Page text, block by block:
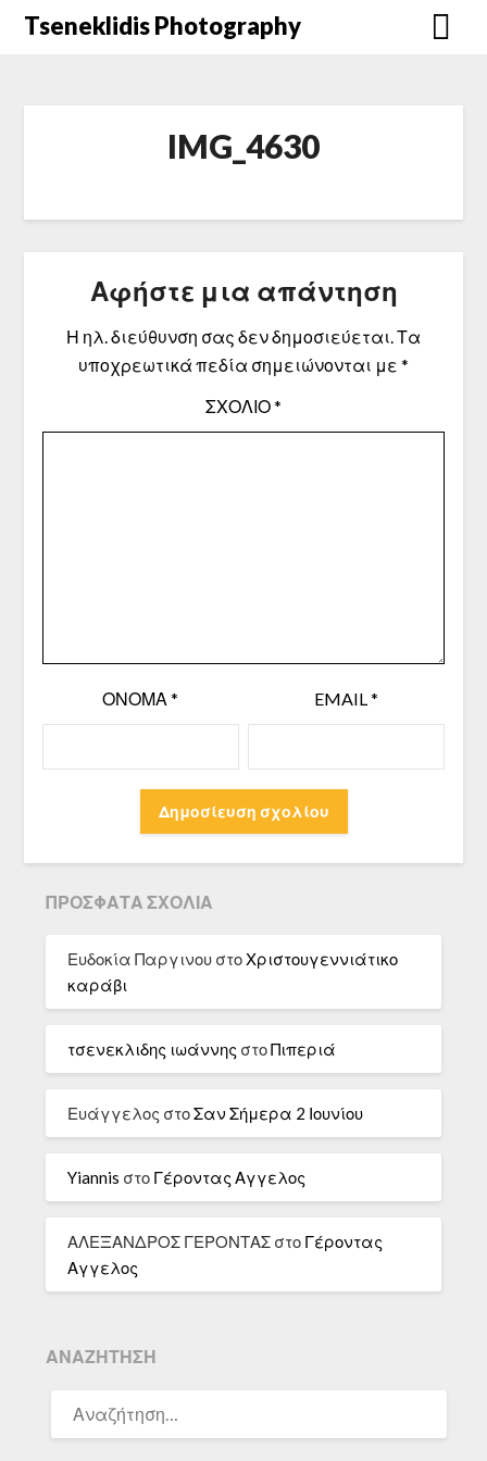
Μετάβαση
Tseneklidis Photography
IMG_4630
Αφήστε μια απάντηση
Η ηλ. διεύθυνση σας δεν δημοσιεύεται.Τα
υποχρεωτικά πεδία σημειώνονται με *
ΣΧΌΛΙΟ*
ΌΝΟΜΑ* EMAIL*
ΠΡΌΣΦΑΤΑ ΣΧΌΛΙΑ
Ευδοκία Παργινου στοΧριστουγεννιάτικο
καράβι
τσενεκλιδης ιωάννης στοΠιπεριά
Ευάγγελος στοΣαν Σήμερα 2 Ιουνίου
Yiannis στο Γέροντας Αγγελος
ΑΛΕΞΑΝΔΡΟΣ ΓΕΡΟΝΤΑΣ στο Γέροντας
Αγγελος
ΑΝΑΖΉΤΗΣΗ
ΓΙΑ: